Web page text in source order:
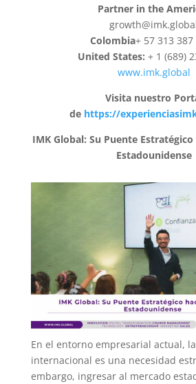
Partner in the
Colombia+ 57 313 387
United States: + 1 (689)
www.imk.global
Visita nuestro
de https://
IMK Global: Su Puente
Estadounidense
En el entorno empresarial actual,
internacional es una necesidad
embargo, ingresar al mercado